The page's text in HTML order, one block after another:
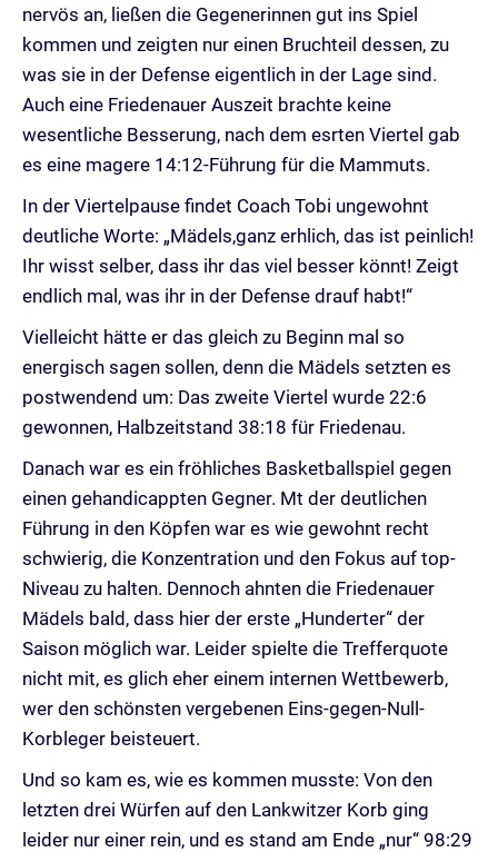
nervös an, ließen die Gegenerinnen gut ins Spiel
kommen und zeigten nur einen Bruchteil dessen, zu
was sie in der Defense eigentlich in der Lage sind.
Auch eine Friedenauer Auszeit brachte keine
wesentliche Besserung, nach dem esrten Viertel gab
es eine magere 14:12-Führung für die Mammuts.
In der Viertelpause findet Coach Tobi ungewohnt
deutliche Worte: „Mädels,ganz erhlich, das ist peinlich!
Ihr wisst selber, dass ihr das viel besser könnt! Zeigt
endlich mal, was ihr in der Defense drauf habt!“
Vielleicht hätte er das gleich zu Beginn mal so
energisch sagen sollen, denn die Mädels setzten es
postwendend um: Das zweite Viertel wurde 22:6
gewonnen, Halbzeitstand 38:18 für Friedenau.
Danach war es ein fröhliches Basketballspiel gegen
einen gehandicappten Gegner. Mt der deutlichen
Führung in den Köpfen war es wie gewohnt recht
schwierig, die Konzentration und den Fokus auf top-
Niveau zu halten. Dennoch ahnten die Friedenauer
Mädels bald, dass hier der erste „Hunderter“ der
Saison möglich war. Leider spielte die Trefferquote
nicht mit, es glich eher einem internen Wettbewerb,
wer den schönsten vergebenen Eins-gegen-Null-
Korbleger beisteuert.
Und so kam es, wie es kommen musste: Von den
letzten drei Würfen auf den Lankwitzer Korb ging
leider nur einer rein, und es stand am Ende „nur“ 98:29